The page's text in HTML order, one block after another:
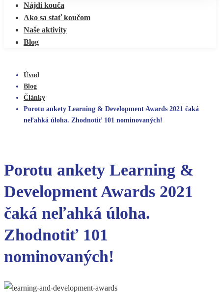
Nájdi kouča
Ako sa stať koučom
Naše aktivity
Blog
Úvod
Blog
Články
Porotu ankety Learning & Development Awards 2021 čaká
neľahká úloha. Zhodnotiť 101 nominovaných!
Porotu ankety Learning &
Development Awards 2021
čaká neľahká úloha.
Zhodnotiť 101
nominovaných!